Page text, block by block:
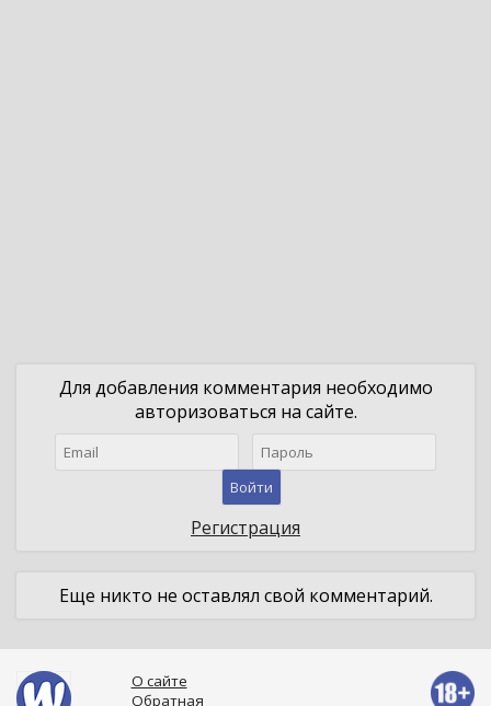
Для добавления комментария необходимо
авторизоваться на сайте.
Войти
Регистрация
Еще никто не оставлял свой комментарий.
О сайте
Обратная